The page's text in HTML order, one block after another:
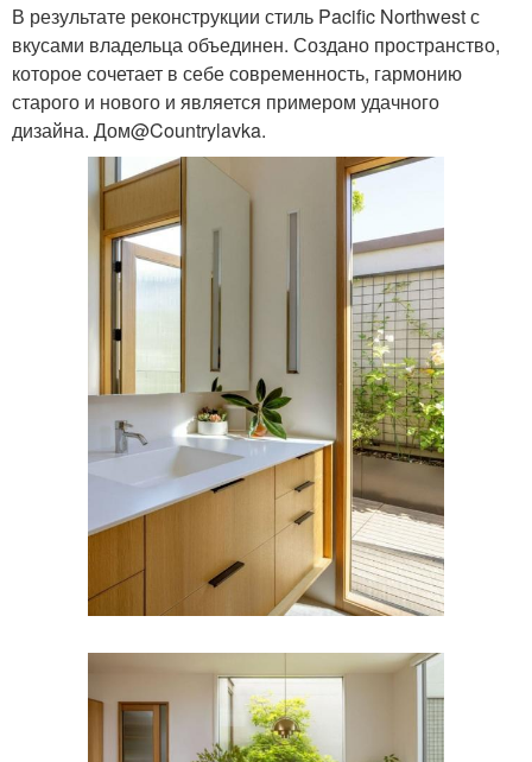
В результате реконструкции стиль Pacific Northwest с
вкусами владельца объединен. Создано пространство,
которое сочетает в себе современность, гармонию
старого и нового и является примером удачного
дизайна. Дом@Countrylavka.